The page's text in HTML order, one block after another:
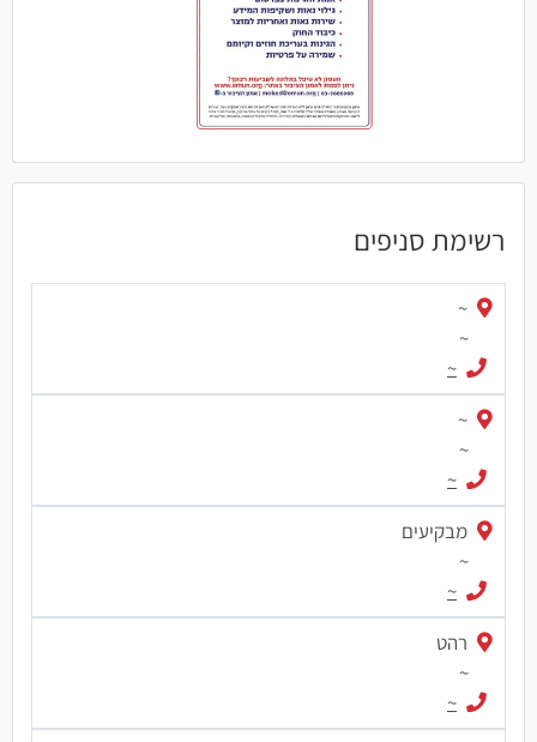
רשימת סניפים
~
~
~
~
~
~
מבקיעים
~
~
רהט
~
~